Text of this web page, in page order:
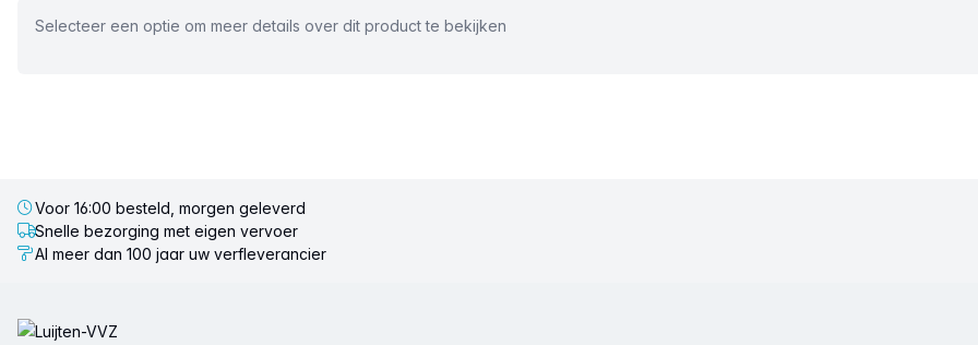
Selecteer een optie om meer details over dit product te bekijken
Voor 16:00 besteld, morgen geleverd
Snelle bezorging met eigen vervoer
Al meer dan 100 jaar uw verfleverancier